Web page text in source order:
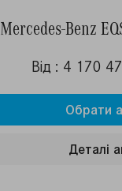
Mercedes-Benz
Від : 4 170
Обрати
Деталi